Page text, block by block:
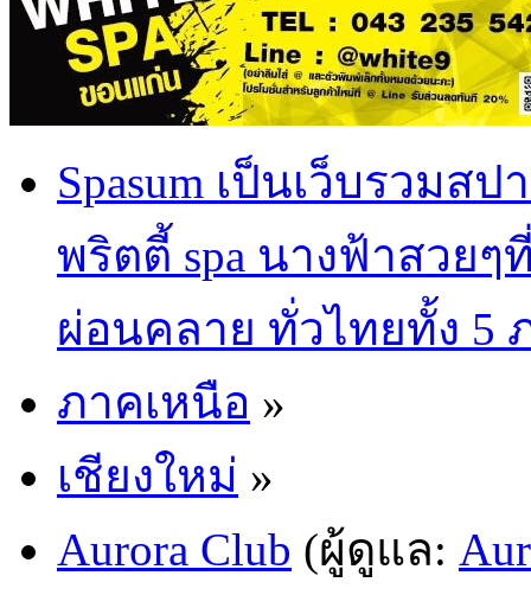
Spasum เป็นเว็บรวม
พริตตี้ spa นางฟ้าสวย
ผ่อนคลาย ทั่วไทยทั้ง 5
ภาคเหนือ »
เชียงใหม่ »
Aurora Club (ผู้ดูแล: